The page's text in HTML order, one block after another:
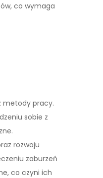
co wymaga
metody pracy.
sobie z
rozwoju
zaburzeń
co czyni ich